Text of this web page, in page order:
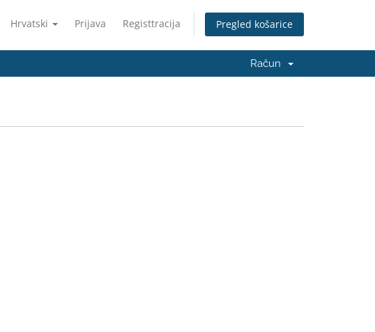
Hrvatski Prijava Registtracija Pregled košarice
Račun